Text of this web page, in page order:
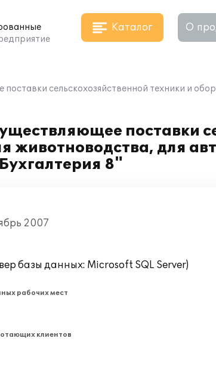
Каталог О
сельскохозяйственной техники и
поставки
животноводства, для
8"
2007
базы данных: Microsoft SQL Server)
рабочих мест
клиентов